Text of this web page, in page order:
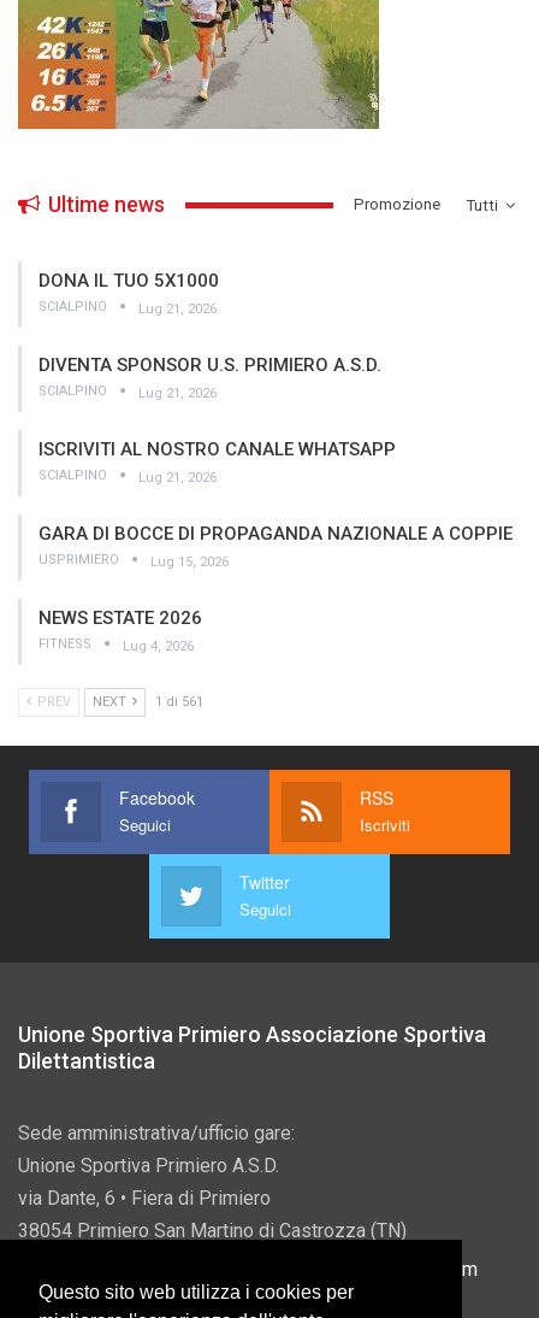
Tutti
Ultime news ­Promozione
DONA IL TUO 5X1000
SCIALPINO Lug 21, 2026
DIVENTA SPONSOR U.S. PRIMIERO A.S.D.
SCIALPINO Lug 21, 2026
ISCRIVITI AL NOSTRO CANALE WHATSAPP
SCIALPINO Lug 21, 2026
GARA DI BOCCE DI PROPAGANDA NAZIONALE A COPPIE
USPRIMIERO Lug 15, 2026
NEWS ESTATE 2026
FITNESS Lug 4, 2026
PREV NEXT 1 di 561
Facebook
Seguici
RSS
Iscriviti
Twitter
Seguici
Unione Sportiva Primiero Associazione Sportiva
Dilettantistica
Sede amministrativa/ufficio gare:
Unione Sportiva Primiero A.S.D.
via Dante, 6 • Fiera di Primiero
38054 Primiero San Martino di Castrozza (TN)
info@usprimiero.com
Questo sito web utilizza i cookies per